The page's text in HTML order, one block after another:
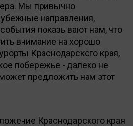
Мы привычно
направления,
показывают нам, что
внимание на хорошо
Краснодарского края,
побережье - далеко не
предложить нам этот
Краснодарского края